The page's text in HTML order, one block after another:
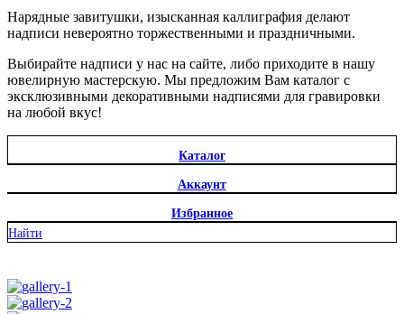
Нарядные завитушки, изысканная каллиграфия делают
надписи невероятно торжественными и праздничными.
Выбирайте надписи у нас на сайте, либо приходите в нашу
ювелирную мастерскую. Мы предложим Вам каталог с
эксклюзивными декоративными надписями для гравировки
на любой вкус!
Каталог
Аккаунт
Избранное
Найти